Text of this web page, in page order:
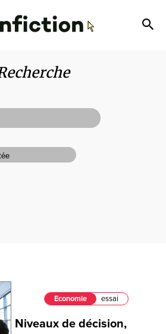
Economie essai
Niveaux de décision,